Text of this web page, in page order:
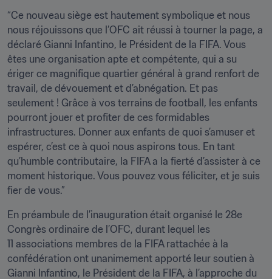
“Ce nouveau siège est hautement symbolique et nous
nous réjouissons que l’OFC ait réussi à tourner la page, a
déclaré Gianni Infantino, le Président de la FIFA. Vous
êtes une organisation apte et compétente, qui a su
ériger ce magnifique quartier général à grand renfort de
travail, de dévouement et d’abnégation. Et pas
seulement ! Grâce à vos terrains de football, les enfants
pourront jouer et profiter de ces formidables
infrastructures. Donner aux enfants de quoi s’amuser et
espérer, c’est ce à quoi nous aspirons tous. En tant
qu’humble contributaire, la FIFA a la fierté d’assister à ce
moment historique. Vous pouvez vous féliciter, et je suis
fier de vous.”
En préambule de l’inauguration était organisé le 28e
Congrès ordinaire de l’OFC, durant lequel les
11 associations membres de la FIFA rattachée à la
confédération ont unanimement apporté leur soutien à
Gianni Infantino, le Président de la FIFA, à l’approche du